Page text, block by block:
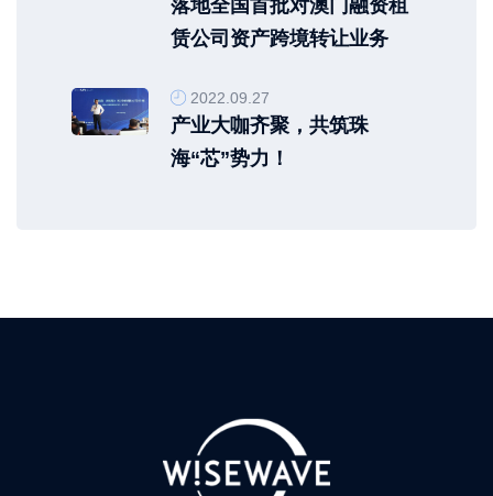
落地全国首批对澳门融资租
赁公司资产跨境转让业务
2022.09.27
产业大咖齐聚，共筑珠
海“芯”势力！